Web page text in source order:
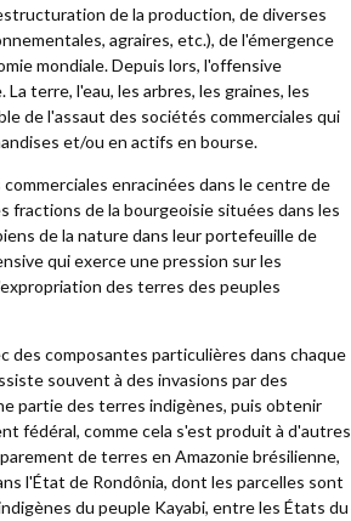
de la production, de diverses
agraires, etc.), de l'émergence
mondiale. Depuis lors, l'offensive
terre, l'eau, les arbres, les graines, les
de l'assaut des sociétés commerciales qui
et/ou en actifs en bourse.
enracinées dans le centre de
de la bourgeoisie situées dans les
de la nature dans leur portefeuille de
qui exerce une pression sur les
des terres des peuples
des composantes particulières dans chaque
souvent à des invasions par des
partie des terres indigènes, puis obtenir
fédéral, comme cela s'est produit à d'autres
de terres en Amazonie brésilienne,
l'État de Rondônia, dont les parcelles sont
du peuple Kayabi, entre les États du